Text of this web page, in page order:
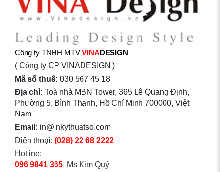
Công ty TNHH MTV VINADESIGN
( Công ty CP VINADESIGN )
Mã số thuế: 030 567 45 18
Địa chỉ: Toà nhà MBN Tower, 365 Lê Quang Định,
Phường 5, Bình Thạnh, Hồ Chí Minh 700000, Việt
Nam
Email: in@inkythuatso.com
Điện thoại: (028) 22 68 2222
Hotline:
096 9841 365 Ms Kim Quý